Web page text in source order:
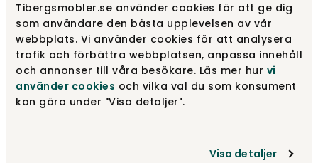
Tibergsmobler.se använder cookies för att ge dig
som användare den bästa upplevelsen av vår
webbplats. Vi använder cookies för att analysera
trafik och förbättra webbplatsen, anpassa innehåll
och annonser till våra besökare. Läs mer hur vi
använder cookies och vilka val du som konsument
kan göra under "Visa detaljer".
Visa detaljer
Löderup Vitrine |
RökGeölt Eiche
Torkelson
1 883 €